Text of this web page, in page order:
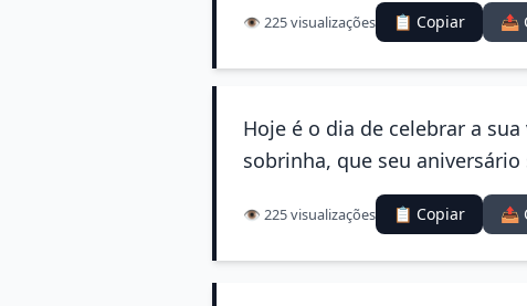
👁️ 225 visualizações 📋 Copiar 📤
Hoje é o dia de celebrar a
sobrinha, que seu
👁️ 225 visualizações 📋 Copiar 📤